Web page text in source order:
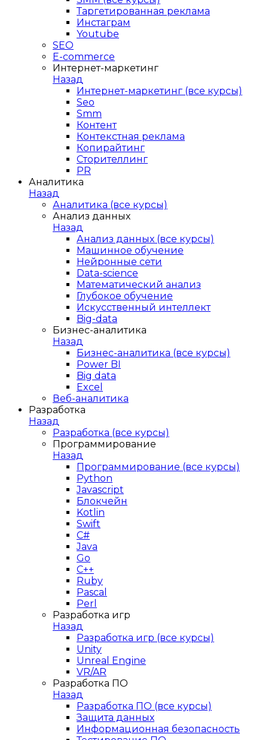
Таргетированная реклама
Инстаграм
Youtube
SEO
E-сommerce
Интернет-маркетинг
Назад
Интернет-маркетинг (все курсы)
Seo
Smm
Контент
Контекстная реклама
Копирайтинг
Сторителлинг
PR
Аналитика
Назад
Аналитика (все курсы)
Анализ данных
Назад
Анализ данных (все курсы)
Машинное обучение
Нейронные сети
Data-science
Математический анализ
Глубокое обучение
Искусственный интеллект
Big-data
Бизнес-аналитика
Назад
Бизнес-аналитика (все курсы)
Power BI
Big data
Excel
Веб-аналитика
Разработка
Назад
Разработка (все курсы)
Программирование
Назад
Программирование (все курсы)
Python
Javascript
Блокчейн
Kotlin
Swift
C#
Java
Go
C++
Ruby
Pascal
Perl
Разработка игр
Назад
Разработка игр (все курсы)
Unity
Unreal Engine
VR/AR
Разработка ПО
Назад
Разработка ПО (все курсы)
Защита данных
Информационная безопасность